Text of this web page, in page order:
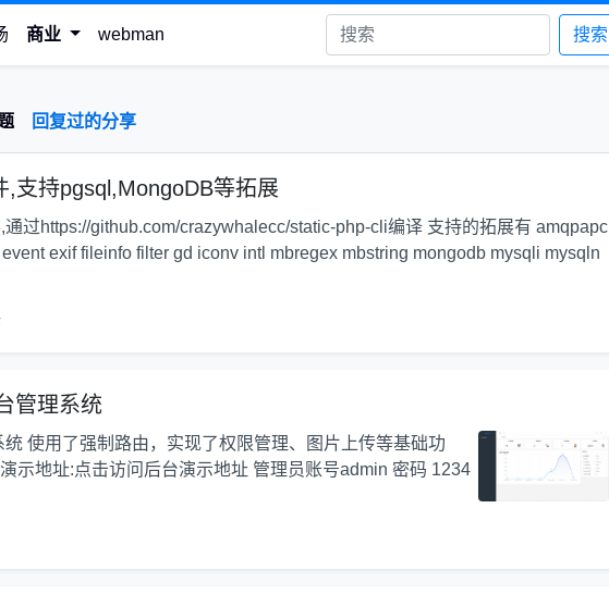
商业 webman 搜索
回复过的分享
支持pgsql,MongoDB等拓展
过https://github.com/crazywhalecc/static-php-cli编译 支持的拓展有 amqpapc
exif fileinfo filter gd iconv intl mbregex mbstring mongodb mysqli mysqln
管理系统
使用了强制路由，实现了权限管理、图片上传等基础功
示地址:点击访问后台演示地址 管理员账号admin 密码 1234